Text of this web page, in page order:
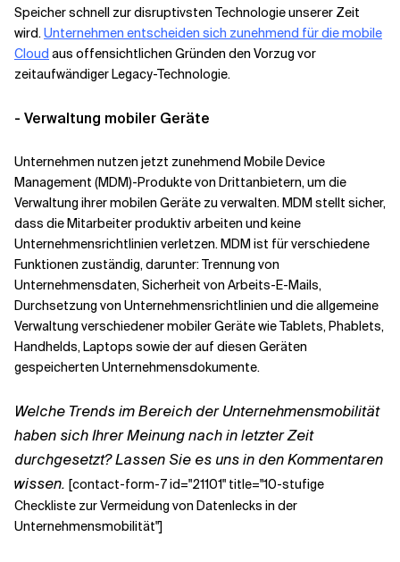
Speicher schnell zur disruptivsten Technologie unserer Zeit
wird.Unternehmen entscheiden sich zunehmend für die mobile
Cloud aus offensichtlichen Gründen den Vorzug vor
zeitaufwändiger Legacy-Technologie.
- Verwaltung mobiler Geräte
Unternehmen nutzen jetzt zunehmend Mobile Device
Management (MDM)-Produkte von Drittanbietern, um die
Verwaltung ihrer mobilen Geräte zu verwalten. MDM stellt sicher,
dass die Mitarbeiter produktiv arbeiten und keine
Unternehmensrichtlinien verletzen. MDM ist für verschiedene
Funktionen zuständig, darunter: Trennung von
Unternehmensdaten, Sicherheit von Arbeits-E-Mails,
Durchsetzung von Unternehmensrichtlinien und die allgemeine
Verwaltung verschiedener mobiler Geräte wie Tablets, Phablets,
Handhelds, Laptops sowie der auf diesen Geräten
gespeicherten Unternehmensdokumente.
Welche Trends im Bereich der Unternehmensmobilität
haben sich Ihrer Meinung nach in letzter Zeit
durchgesetzt? Lassen Sie es uns in den Kommentaren
wissen. [contact-form-7 id="21101" title="10-stufige
Checkliste zur Vermeidung von Datenlecks in der
Unternehmensmobilität"]